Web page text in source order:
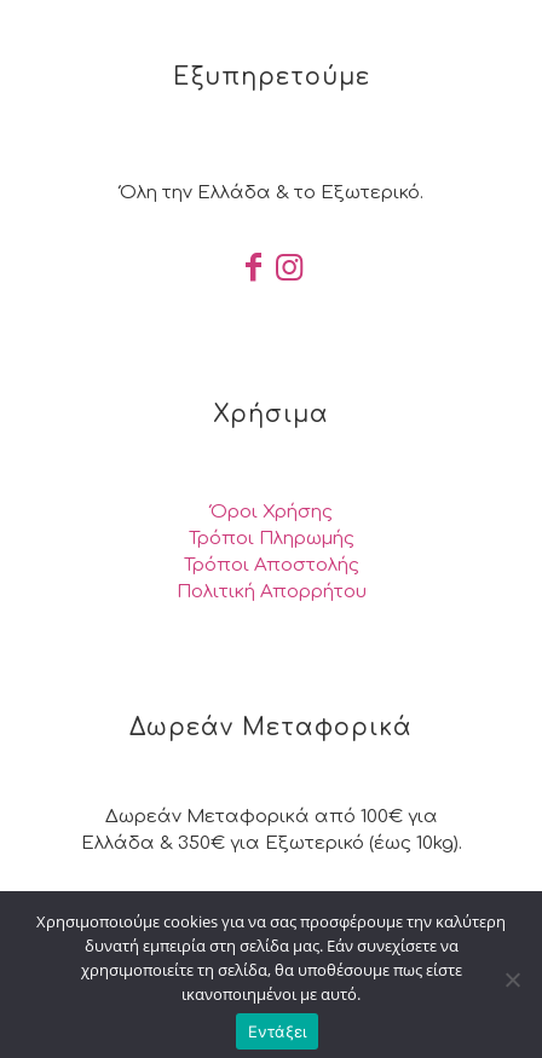
Εξυπηρετούμε
Όλη την Ελλάδα & το Εξωτερικό.
Χρήσιμα
Όροι Χρήσης
Τρόποι Πληρωμής
Τρόποι Αποστολής
Πολιτική Απορρήτου
Δωρεάν Μεταφορικά
Δωρεάν Μεταφορικά από 100€ για
Ελλάδα & 350€ για Εξωτερικό (έως 10kg).
© 2026 Kalpakisdesign. All Rights Reserved. |
Powered by
digital4u
Χρησιμοποιούμε cookies για να σας προσφέρουμε την καλύτερη
δυνατή εμπειρία στη σελίδα μας. Εάν συνεχίσετε να
χρησιμοποιείτε τη σελίδα, θα υποθέσουμε πως είστε
ικανοποιημένοι με αυτό.
Εντάξει